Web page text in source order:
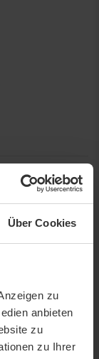
Über Cookies
zu
anbieten
zu
zu Ihrer
effektive Marke
Antioxidantien
wirksamen und
ein seidig
Glanz verleiht.
auf